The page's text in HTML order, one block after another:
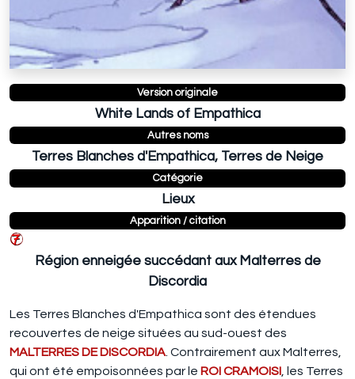
Version originale
White Lands of Empathica
Autres noms
Terres Blanches d'Empathica, Terres de Neige
Catégorie
Lieux
Apparition / citation
Région enneigée succédant aux Malterres de
Discordia
Les Terres Blanches d'Empathica sont des étendues
recouvertes de neige situées au sud-ouest des
MALTERRES DE DISCORDIA. Contrairement aux Malterres,
qui ont été empoisonnées par le ROI CRAMOISI, les Terres